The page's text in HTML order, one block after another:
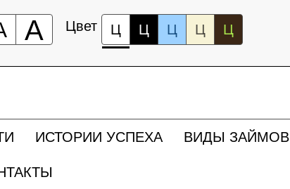
А Цвет Ц Ц Ц Ц Ц
ИСТОРИИ УСПЕХА ВИДЫ ЗАЙМОВ